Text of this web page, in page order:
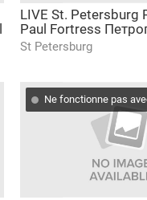
LIVE St. Petersburg
Paul Fortress
крепость, Эрмитаж
Дворцовый мост
St Petersburg
Ne fonctionne pas